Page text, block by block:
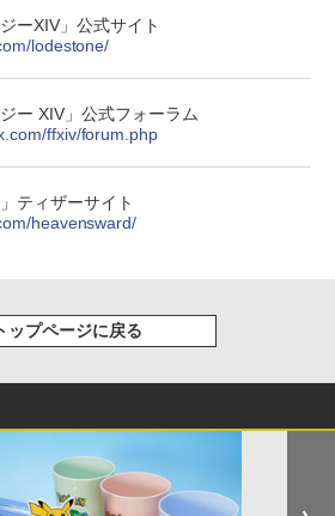
ーXIV」公式サイト
lodestone/
ー XIV」公式フォーラム
ffxiv/forum.php
ティザーサイト
heavensward/
ップページに戻る